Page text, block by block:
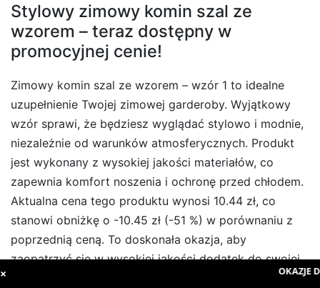
Stylowy zimowy komin szal ze
wzorem – teraz dostępny w
promocyjnej cenie!
Zimowy komin szal ze wzorem – wzór 1 to idealne
uzupełnienie Twojej zimowej garderoby. Wyjątkowy
wzór sprawi, że będziesz wyglądać stylowo i modnie,
niezależnie od warunków atmosferycznych. Produkt
jest wykonany z wysokiej jakości materiałów, co
zapewnia komfort noszenia i ochronę przed chłodem.
Aktualna cena tego produktu wynosi 10.44 zł, co
stanowi obniżkę o -10.45 zł (-51 %) w porównaniu z
poprzednią ceną. To doskonała okazja, aby
zaopatrzyć się w wysokiej jakości dodatek do swojej
zimowej garderoby, nie przepłacając przy tym. Nie
× OKAZJE